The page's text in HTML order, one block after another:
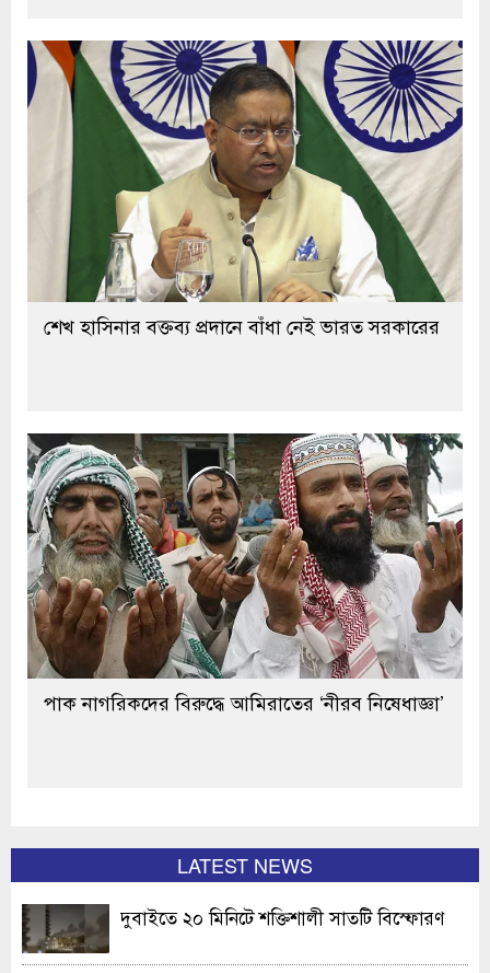
শেখ হাসিনার বক্তব্য প্রদানে বাঁধা নেই ভারত সরকারের
পাক নাগরিকদের বিরুদ্ধে আমিরাতের ‘নীরব নিষেধাজ্ঞা’
LATEST NEWS
দুবাইতে ২০ মিনিটে শক্তিশালী সাতটি বিস্ফোরণ